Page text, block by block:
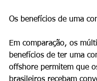
Os benefícios de uma
Em comparação, os
benefícios de ter uma
offshore permitem que